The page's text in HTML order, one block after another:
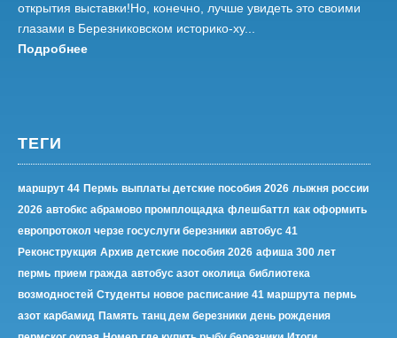
открытия выставки!Но, конечно, лучше увидеть это своими
глазами в Березниковском историко-ху...
Подробнее
ТЕГИ
маршрут 44 Пермь выплаты детские пособия 2026 лыжня россии
2026 автобкс абрамово промплощадка флешбаттл как оформить
европротокол черзе госуслуги березники автобус 41
Реконструкция Архив детские пособия 2026 афиша 300 лет
пермь прием гражда автобус азот околица библиотека
возмодностей Студенты новое расписание 41 маршрута пермь
азот карбамид Память танц дем березники день рождения